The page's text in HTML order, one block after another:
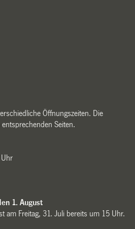
Öffnungszeiten. Die
Seiten.
1. August
am Freitag, 31. Juli bereits um 15 Uhr.